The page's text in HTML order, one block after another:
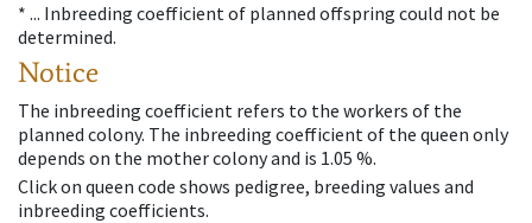
* ... Inbreeding coefficient of planned offspring could not be
determined.
Notice
The inbreeding coefficient refers to the workers of the
planned colony. The inbreeding coefficient of the queen only
depends on the mother colony and is 1.05 %.
Click on queen code shows pedigree, breeding values and
inbreeding coefficients.